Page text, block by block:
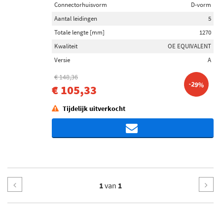
Connectorhuisvorm
D-vorm
Aantal leidingen
5
Totale lengte [mm]
1270
Kwaliteit
OE EQUIVALENT
Versie
A
€ 148,36
€ 105,33 -29%
Tijdelijk uitverkocht
1van 1